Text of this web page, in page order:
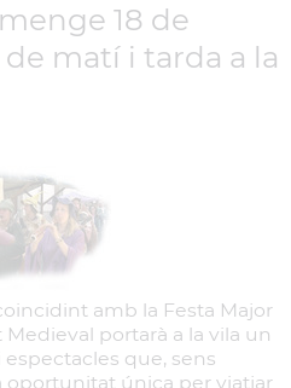
18 de
matí i tarda a la
amb la Festa Major
portarà a la vila un
que, sens
única per viatjar